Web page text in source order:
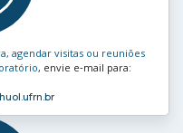
agendar visitas ou reuniões
, envie e‑mail para: